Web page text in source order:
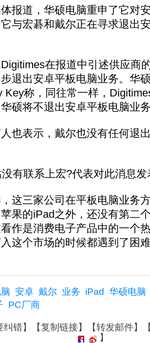
道，华硕电脑重申了它对
与宏碁和戴尔正在寻求退出
在报道中引述供应商
退出安卓平板电脑业务。华
Key称，同往常一样，
硕将不退出安卓平板电脑业
表示，戴尔也没有任何退
联系上宏?代表对此消息发
三家公司在平板电脑业务
果的iPad之外，还没有第二
作是消费电子产品中的一个
这个市场的时候都遇到了困
安卓 戴尔 业务 iPad
华硕电脑
PC厂商
纠错】【复制链接】【转发邮件】
】